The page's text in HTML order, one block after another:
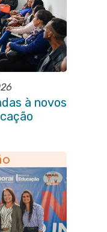
à novos